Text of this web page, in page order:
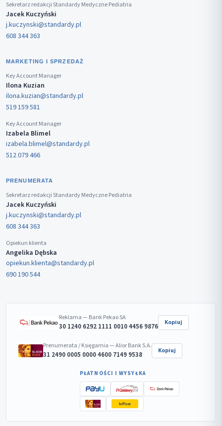
Sekretarz redakcji Standardy Medyczne Pediatria
Jacek Kuczyński
j.kuczynski@standardy.pl
608 344 363
MARKETING I SPRZEDAŻ
Key Account Manager
Ilona Kuzian
ilona.kuzian@standardy.pl
519 159 581
Key Account Manager
Izabela Blimel
izabela.blimel@standardy.pl
512 079 466
PRENUMERATA
Sekretarz redakcji Standardy Medyczne Pediatria
Jacek Kuczyński
j.kuczynski@standardy.pl
608 344 363
Opiekun klienta
Angelika Dębska
opiekun.klienta@standardy.pl
690 190 544
Reklama — Bank Pekao SA
30 1240 6292 1111 0010 4456 9876 Kopiuj
Prenumerata / Księgarnia — Alior Bank S.A.
31 2490 0005 0000 4600 7149 9538 Kopiuj
PŁATNOŚCI I WYSYŁKA
InPost